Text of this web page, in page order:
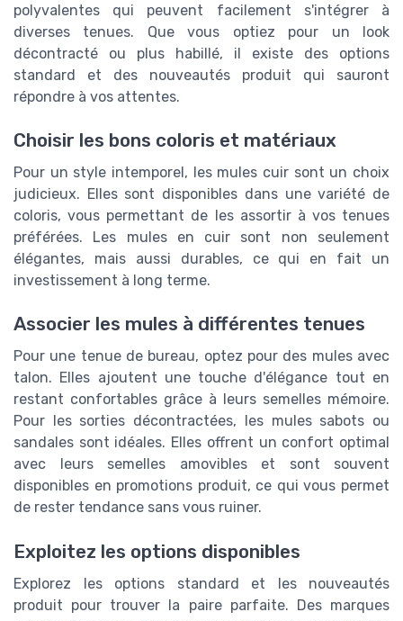
polyvalentes qui peuvent facilement s'intégrer à
diverses tenues. Que vous optiez pour un look
décontracté ou plus habillé, il existe des options
standard et des nouveautés produit qui sauront
répondre à vos attentes.
Choisir les bons coloris et matériaux
Pour un style intemporel, les mules cuir sont un choix
judicieux. Elles sont disponibles dans une variété de
coloris, vous permettant de les assortir à vos tenues
préférées. Les mules en cuir sont non seulement
élégantes, mais aussi durables, ce qui en fait un
investissement à long terme.
Associer les mules à différentes tenues
Pour une tenue de bureau, optez pour des mules avec
talon. Elles ajoutent une touche d'élégance tout en
restant confortables grâce à leurs semelles mémoire.
Pour les sorties décontractées, les mules sabots ou
sandales sont idéales. Elles offrent un confort optimal
avec leurs semelles amovibles et sont souvent
disponibles en promotions produit, ce qui vous permet
de rester tendance sans vous ruiner.
Exploitez les options disponibles
Explorez les options standard et les nouveautés
produit pour trouver la paire parfaite. Des marques